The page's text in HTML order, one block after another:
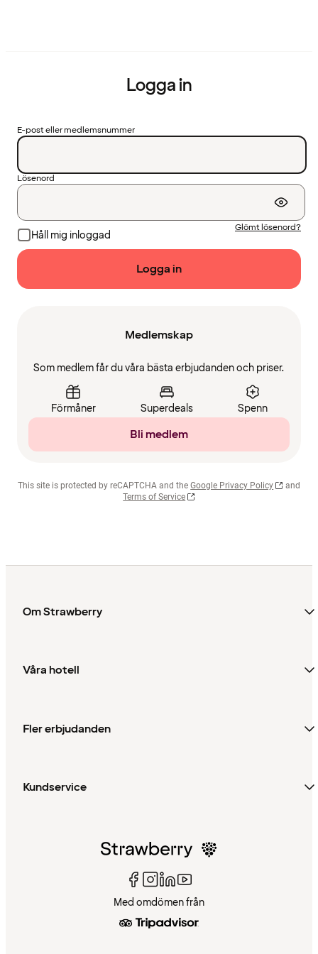
Logga in
E-post eller medlemsnummer
Lösenord
Håll mig inloggad
Glömt lösenord?
Logga in
Medlemskap
Som medlem får du våra bästa erbjudanden och priser.
Förmåner Superdeals Spenn
Bli medlem
This site is protected by reCAPTCHA and the Google Privacy Policy
and
Terms of Service
Om Strawberry
Våra hotell
Fler erbjudanden
Kundservice
Med omdömen från